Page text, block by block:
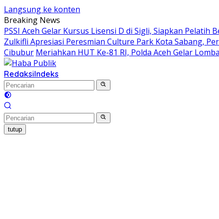
Langsung ke konten
Breaking News
PSSI Aceh Gelar Kursus Lisensi D di Sigli, Siapkan
Zulkifli Apresiasi Peresmian Culture Park Kota Sabang,
Cibubur Meriahkan HUT Ke-81 RI, Polda Aceh Gelar
RedaksiIndeks
tutup